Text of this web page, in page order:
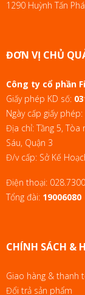
1290 Huỳnh Tấn
ĐƠN VỊ CHỦ
Công ty cổ phần
Giấy phép KD số:
Ngày cấp giấy
Địa chỉ: Tầng 5, Tòa
Sáu, Quận 3
Đ/v cấp: Sở Kế
Điện thoại:
Tổng đài: 19006080
CHÍNH SÁCH &
Giao hàng & thanh
Đổi trả sản phẩm